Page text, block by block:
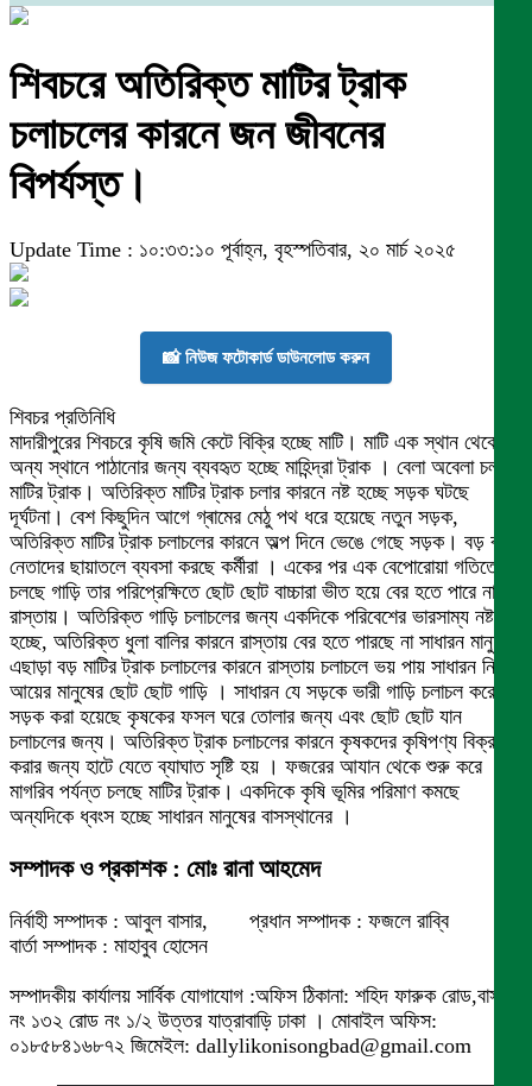
শিবচরে অতিরিক্ত মাটির ট্রাক
চলাচলের কারনে জন জীবনের
বিপর্যস্ত।
Update Time : ১০:৩৩:১০ পূর্বাহ্ন, বৃহস্পতিবার, ২০ মার্চ ২০২৫
📸 নিউজ ফটোকার্ড ডাউনলোড করুন
শিবচর প্রতিনিধি
মাদারীপুরের শিবচরে কৃষি জমি কেটে বিক্রি হচ্ছে মাটি। মাটি এক স্থান থেকে
অন্য স্থানে পাঠানোর জন্য ব্যবহৃত হচ্ছে মাহিন্দ্রা ট্রাক । বেলা অবেলা চলছে
মাটির ট্রাক। অতিরিক্ত মাটির ট্রাক চলার কারনে নষ্ট হচ্ছে সড়ক ঘটছে
দূর্ঘটনা। বেশ কিছুদিন আগে গ্ৰামের মেঠু পথ ধরে হয়েছে নতুন সড়ক,
অতিরিক্ত মাটির ট্রাক চলাচলের কারনে অল্প দিনে ভেঙে গেছে সড়ক। বড় বড়
নেতাদের ছায়াতলে ব্যবসা করছে কর্মীরা । একের পর এক বেপোরোয়া গতিতে
চলছে গাড়ি তার পরিপ্রেক্ষিতে ছোট ছোট বাচ্চারা ভীত হয়ে বের হতে পারে না
রাস্তায়। অতিরিক্ত গাড়ি চলাচলের জন্য একদিকে পরিবেশের ভারসাম্য নষ্ট
হচ্ছে, অতিরিক্ত ধুলা বালির কারনে রাস্তায় বের হতে পারছে না সাধারন মানুষ।
এছাড়া বড় মাটির ট্রাক চলাচলের কারনে রাস্তায় চলাচলে ভয় পায় সাধারন নিম্ন
আয়ের মানুষের ছোট ছোট গাড়ি । সাধারন যে সড়কে ভারী গাড়ি চলাচল করে সে
সড়ক করা হয়েছে কৃষকের ফসল ঘরে তোলার জন্য এবং ছোট ছোট যান
চলাচলের জন্য। অতিরিক্ত ট্রাক চলাচলের কারনে কৃষকদের কৃষিপণ্য বিক্রয়
করার জন্য হাটে যেতে ব্যাঘাত সৃষ্টি হয় । ফজরের আযান থেকে শুরু করে
মাগরিব পর্যন্ত চলছে মাটির ট্রাক। একদিকে কৃষি ভূমির পরিমাণ কমছে
অন্যদিকে ধ্বংস হচ্ছে সাধারন মানুষের বাসস্থানের ।
সম্পাদক ও প্রকাশক : মোঃ রানা আহমেদ
নির্বাহী সম্পাদক : আবুল বাসার, প্রধান সম্পাদক : ফজলে রাব্বি
বার্তা সম্পাদক : মাহাবুব হোসেন
সম্পাদকীয় কার্যালয় সার্বিক যোগাযোগ :অফিস ঠিকানা: শহিদ ফারুক রোড,বাসা
নং ১৩২ রোড নং ১/২ উত্তর যাত্রাবাড়ি ঢাকা । মোবাইল অফিস:
০১৮৫৮৪১৬৮৭২ জিমেইল: dallylikonisongbad@gmail.com